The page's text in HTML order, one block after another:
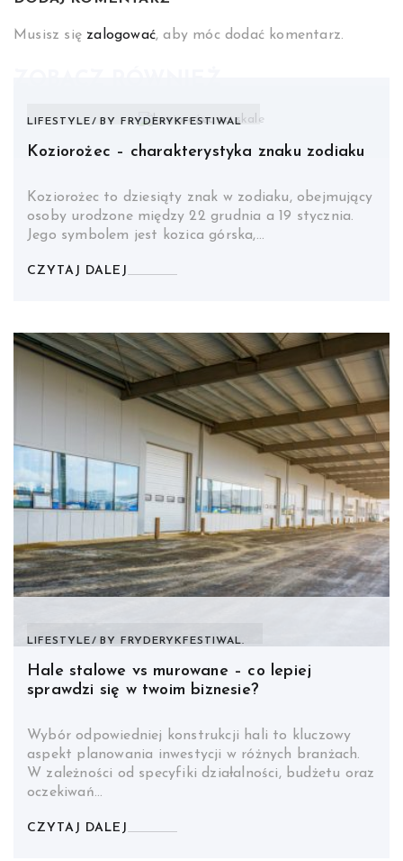
Musisz się zalogować, aby móc dodać komentarz.
LIFESTYLE BY FRYDERYKFESTIWAL
Koziorożec – charakterystyka znaku zodiaku
Koziorożec to dziesiąty znak w zodiaku, obejmujący
osoby urodzone między 22 grudnia a 19 stycznia.
Jego symbolem jest kozica górska,…
CZYTAJ DALEJ
LIFESTYLE BY FRYDERYKFESTIWAL.
Hale stalowe vs murowane – co lepiej
sprawdzi się w twoim biznesie?
Wybór odpowiedniej konstrukcji hali to kluczowy
aspekt planowania inwestycji w różnych branżach.
W zależności od specyfiki działalności, budżetu oraz
oczekiwań…
CZYTAJ DALEJ